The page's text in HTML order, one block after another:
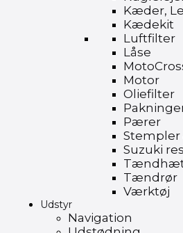
Kæder,
Kædekit
Luftfilter
Låse
Motor
Oliefilter
Pærer
Stempler
Suzuki
Tændrør
Værktøj
Udstyr
Navigation